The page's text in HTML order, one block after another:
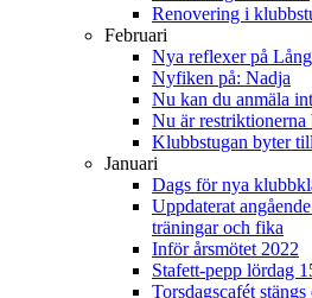
Renovering i
Februari
Nya reflexer på
Nyfiken på: Nadja
Nu kan du anmäla
Nu är restriktionerna
Klubbstugan byter
Januari
Dags för nya
Uppdaterat
träningar och fika
Inför årsmötet 2022
Stafett-pepp lördag
Torsdagscafét